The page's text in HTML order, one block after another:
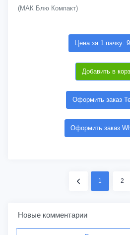
(МАК Блю Компакт)
Цена за 1 пачку:
Добавить в
Оформить заказ
Оформить заказ
1 2
Новые комментарии